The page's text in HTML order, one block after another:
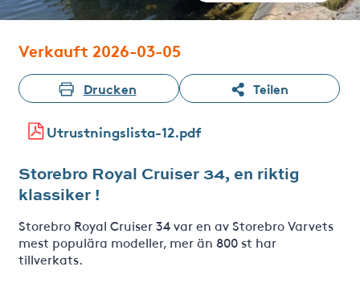
Verkauft 2026-03-05
Drucken Teilen
Utrustningslista-12.pdf
Storebro Royal Cruiser 34, en riktig
klassiker !
Storebro Royal Cruiser 34 var en av Storebro Varvets
mest populära modeller, mer än 800 st har
tillverkats.